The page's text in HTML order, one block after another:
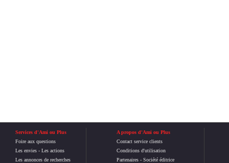
Services d'Ami ou Plus
Foire aux questions
Les envies - Les actions
Les annonces de recherches
A propos d'Ami ou Plus
Contact service clients
Conditions d'utilisation
Partenaires- Société éditrice